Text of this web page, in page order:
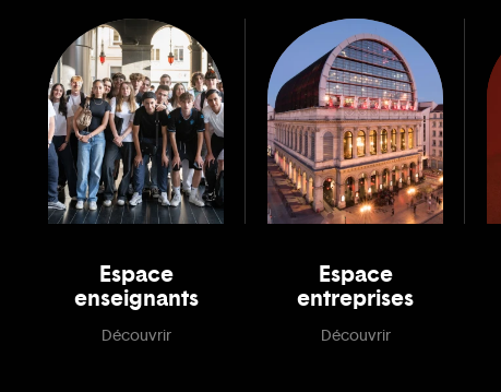
Espace
enseignants
Découvrir
Espace
entreprises
Découvrir